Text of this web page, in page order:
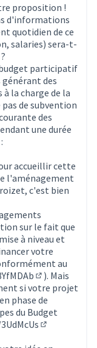
proposition !
d'informations
quotidien de ce
salaries) sera-t-
participatif
générant des
la charge de la
de subvention
des
une durée
accueillir cette
l'aménagement
c'est bien
sur le fait que
à niveau et
votre
au
(Lien externe)
). Mais
si votre projet
phase de
du Budget